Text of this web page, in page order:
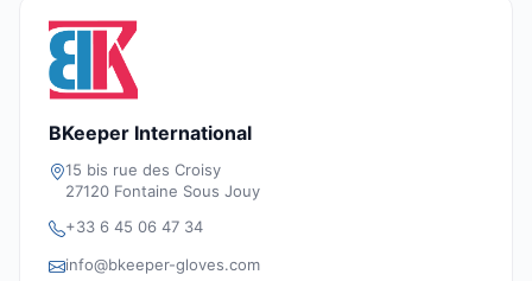
BKeeper International
15 bis rue des Croisy
27120 Fontaine Sous Jouy
+33 6 45 06 47 34
info@bkeeper-gloves.com